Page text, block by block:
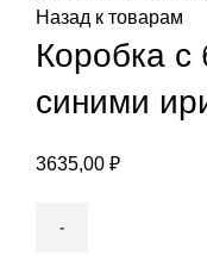
Назад к товарам
Коробка
синими
3635,00 ₽